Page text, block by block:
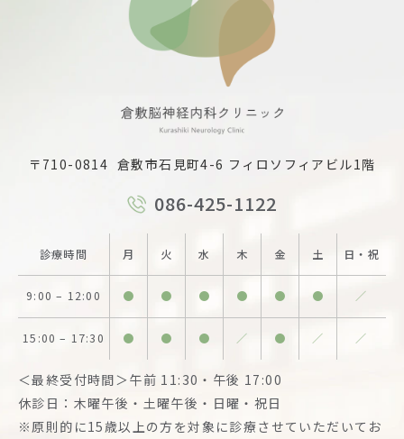
〒710-0814 倉敷市⽯⾒町4-6 フィロソフィアビル1階
086-425-1122
診療時間 月 火 水 木 金 土 日・祝
9:00– 12:00 ● ● ● ● ● ● ／
15:00– 17:30 ● ● ● ／ ● ／ ／
＜最終受付時間＞午前 11:30・午後 17:00
休診⽇：⽊曜午後・⼟曜午後・⽇曜・祝日
※原則的に15歳以上の方を対象に診療させていただいてお